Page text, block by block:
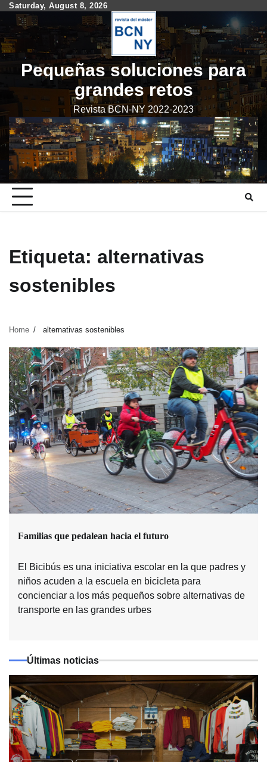
Skip
content
Saturday, August 8, 2026
Pequeñas soluciones para
grandes retos
Revista BCN-NY 2022-2023
Etiqueta: alternativas
sostenibles
Home alternativas sostenibles
Familias que pedalean hacia el futuro
El Bicibús es una iniciativa escolar en la que padres y
niños acuden a la escuela en bicicleta para
concienciar a los más pequeños sobre alternativas de
transporte en las grandes urbes
Últimas noticias